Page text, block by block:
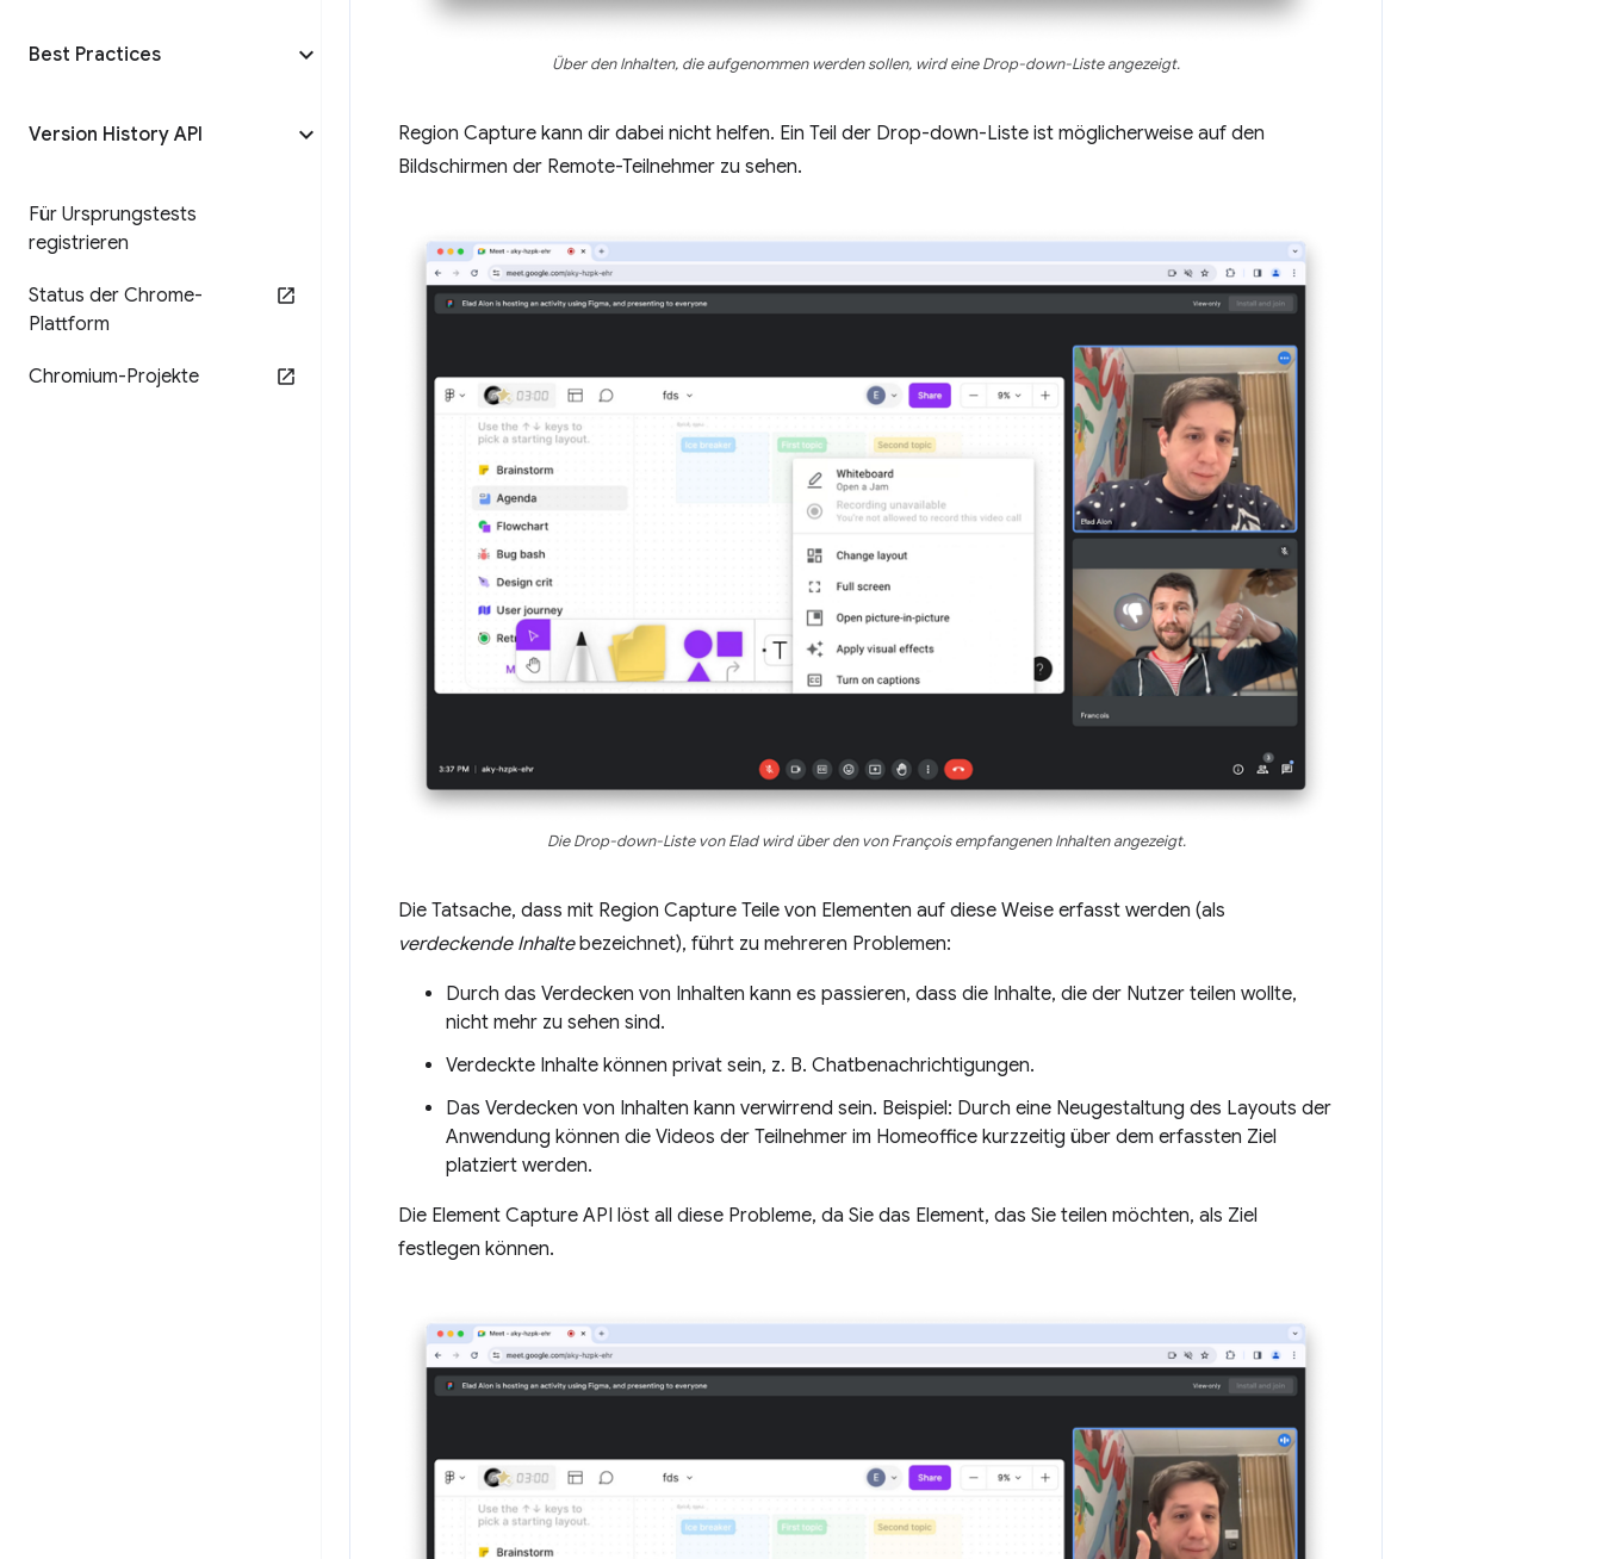
Best Practices
Version History API
Für Ursprungstests
registrieren
Status der Chrome-
Plattform
Chromium-Projekte
Über den Inhalten, die aufgenommen werden sollen, wird eine Drop-down-Liste angezeigt.
Region Capture kann dir dabei nicht helfen. Ein Teil der Drop-down-Liste ist möglicherweise auf den
Bildschirmen der Remote-Teilnehmer zu sehen.
Die Drop-down-Liste von Elad wird über den von François empfangenen Inhalten angezeigt.
Die Tatsache, dass mit Region Capture Teile von Elementen auf diese Weise erfasst werden (als
verdeckende Inhaltebezeichnet), führt zu mehreren Problemen:
Durch das Verdecken von Inhalten kann es passieren, dass die Inhalte, die der Nutzer teilen wollte,
nicht mehr zu sehen sind.
Verdeckte Inhalte können privat sein, z. B. Chatbenachrichtigungen.
Das Verdecken von Inhalten kann verwirrend sein. Beispiel: Durch eine Neugestaltung des Layouts der
Anwendung können die Videos der Teilnehmer im Homeoffice kurzzeitig über dem erfassten Ziel
platziert werden.
Die Element Capture API löst all diese Probleme, da Sie das Element, das Sie teilen möchten, als Ziel
festlegen können.